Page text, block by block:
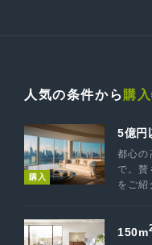
人気の条件から 購
購入
5億円
都心の
で。贅
をご紹
150m